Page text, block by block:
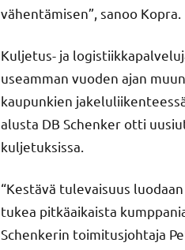
vähentämisen”, sanoo Kopra.
Kuljetus- ja
useamman vuoden ajan
kaupunkien
alusta DB Schenker otti
kuljetuksissa.
“Kestävä tulevaisuus
tukea pitkäaikaista
Schenkerin toimitusjohtaja